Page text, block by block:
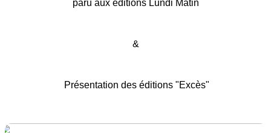
paru aux éditions Lundi Matin
&
Présentation des éditions "Excès"